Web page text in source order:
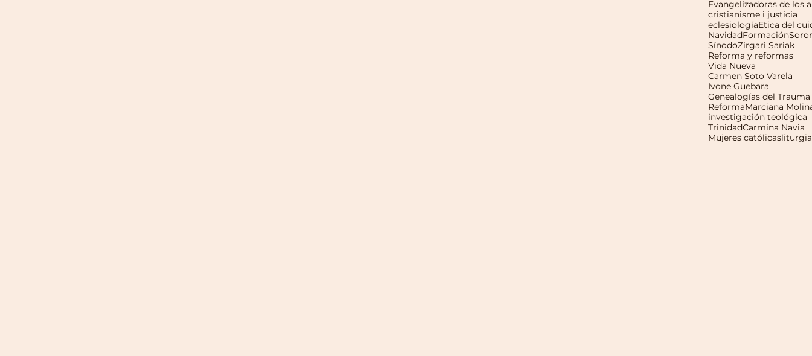
cristianisme i justicia
eclesiologíaEtica del
NavidadFormación
SínodoZirgari Sariak
Reforma y reformas
Vida Nueva
Carmen Soto Varela
Ivone Guebara
Genealogías del Trauma
ReformaMarciana
investigación teológica
TrinidadCarmina Navia
Mujeres católicasliturgia